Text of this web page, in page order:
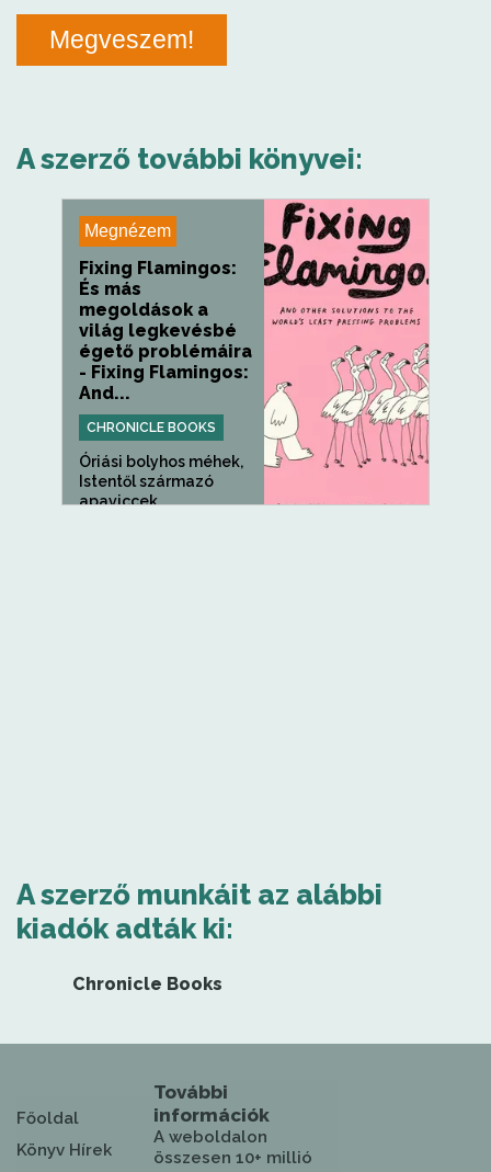
Megveszem!
A szerző további könyvei:
Megnézem
Fixing Flamingos:
És más
megoldások a
világ legkevésbé
égető problémáira
- Fixing Flamingos:
And...
CHRONICLE BOOKS
Óriási bolyhos méhek,
Istentől származó
apaviccek...
A szerző munkáit az alábbi
kiadók adták ki:
Chronicle Books
Főoldal
Könyv Hírek
További
információk
A weboldalon
összesen 10+ millió